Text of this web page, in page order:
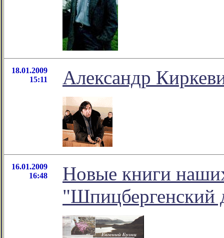
18.01.2009
15:11
Александр
16.01.2009
16:48
Новые книги
"Шпицбергенский